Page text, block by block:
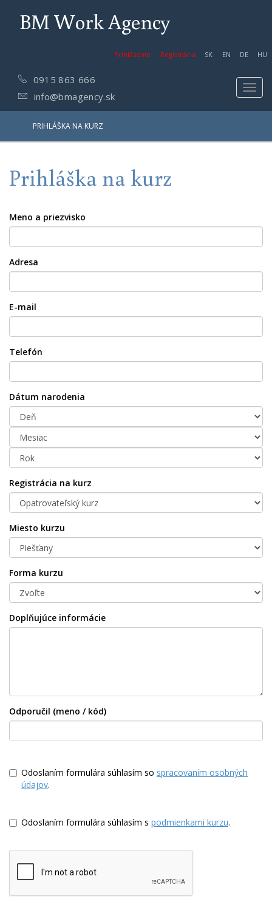
BM Work Agency
Prihlásenie Registrácia SK EN DE HU
0915 863 666
info@bmagency.sk
PRIHLÁŠKA NA KURZ
Prihláška na kurz
Meno a priezvisko
Adresa
E-mail
Telefón
Dátum narodenia
Registrácia na kurz
Miesto kurzu
Forma kurzu
Doplňujúce informácie
Odporučil (meno / kód)
Odoslaním formulára súhlasím so spracovaním osobných
údajov.
Odoslaním formulára súhlasím s podmienkami kurzu.